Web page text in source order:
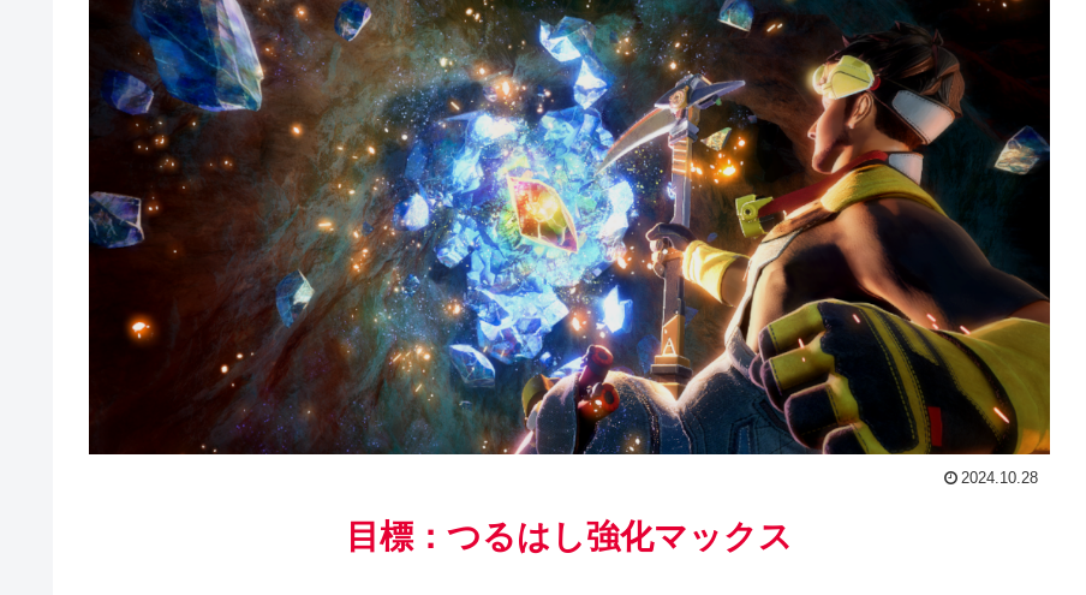
2024.10.28
目標：つるはし強化マックス